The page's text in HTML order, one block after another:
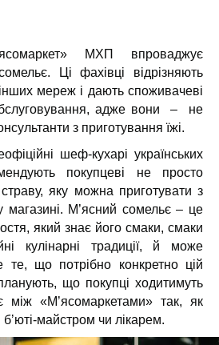
МХП впроваджує
Ці фахівці відрізняють
мереж і дають споживачеві
адже вони – не
з приготування їжі.
шеф-кухарі українських
покупцеві не просто
яку можна приготувати з
магазині. М’ясний сомельє – це
який знає його смаки, смаки
кулінарні традиції, й може
те, що потрібно конкретно цій
що покупці ходитимуть
між «М’ясомаркетами» так, як
майстром чи лікарем.